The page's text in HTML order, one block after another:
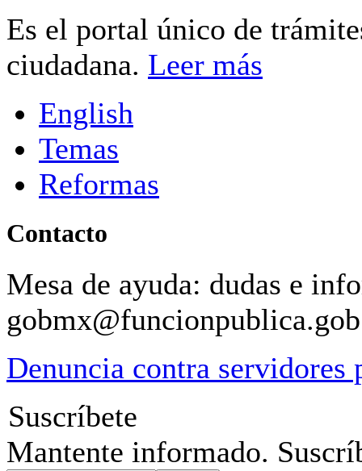
Es el portal único de
ciudadana. Leer más
English
Temas
Reformas
Contacto
Mesa de ayuda: dudas e
Denuncia contra servidores
Suscríbete
Mantente informado.